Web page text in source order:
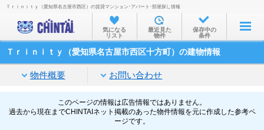
お部屋を探す
沿線・駅から
家賃相場から
通勤通学時間から
物件特集から
Ｔｒｉｎｉｔｙ（愛知県名古屋市西区）の賃貸マンション･アパート･部屋探し情報
気になる
リスト
最近見た
物件
保存中の
条件
Ｔｒｉｎｉｔｙ（愛知県名古屋市西区十方町）の建物情報
物件概要 お問い合わせ
このページの情報は広告情報ではありません。
過去から現在までCHINTAIネット掲載のあった物件情報を元に作成した参考ペ
ージです。